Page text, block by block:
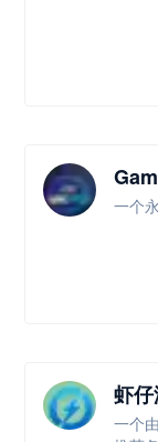
一个
虾
一个